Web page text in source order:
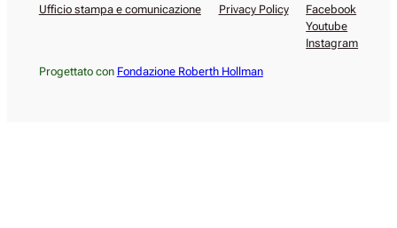
Ufficio stampa e comunicazione Privacy Policy
Facebook
Youtube
Instagram
Progettato con Fondazione Roberth Hollman